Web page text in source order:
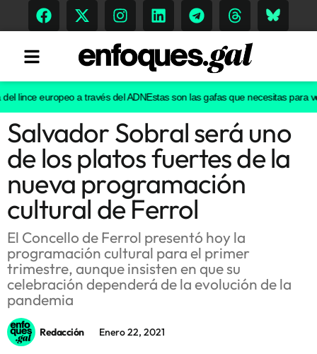
Tendencias
Memoria Histórica
Gastronomía
Escenarios
Sostenibilidad
Innova
europeo a través del ADNEstas son las gafas que necesitas para ver
Salvador Sobral será uno
de los platos fuertes de la
nueva programación
cultural de Ferrol
El Concello de Ferrol presentó hoy la
programación cultural para el primer
trimestre, aunque insisten en que su
celebración dependerá de la evolución de la
pandemia
Redacción Enero 22, 2021